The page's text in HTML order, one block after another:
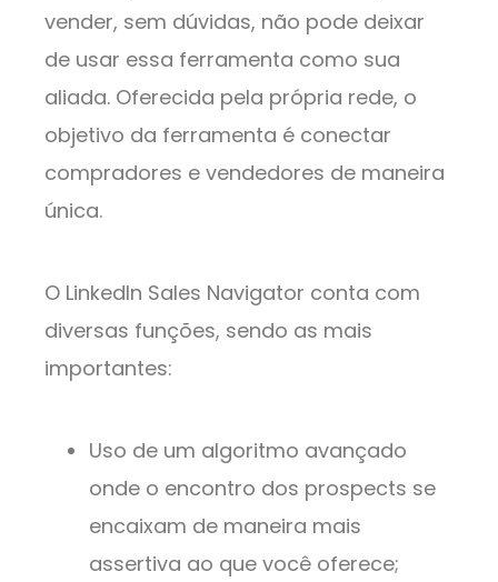
vender, sem dúvidas, não pode deixar
de usar essa ferramenta como sua
aliada. Oferecida pela própria rede, o
objetivo da ferramenta é conectar
compradores e vendedores de maneira
única.
O LinkedIn Sales Navigator conta com
diversas funções, sendo as mais
importantes:
Uso de um algoritmo avançado
onde o encontro dos prospects se
encaixam de maneira mais
assertiva ao que você oferece;